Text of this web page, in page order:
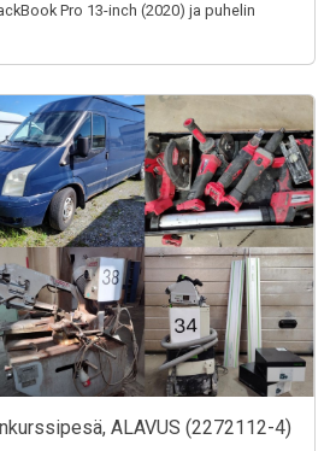
Pro 13-inch (2020) ja puhelin
ALAVUS (2272112-4)